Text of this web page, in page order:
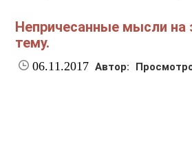
Непричесанные мысли на
тему.
06.11.2017 Автор: